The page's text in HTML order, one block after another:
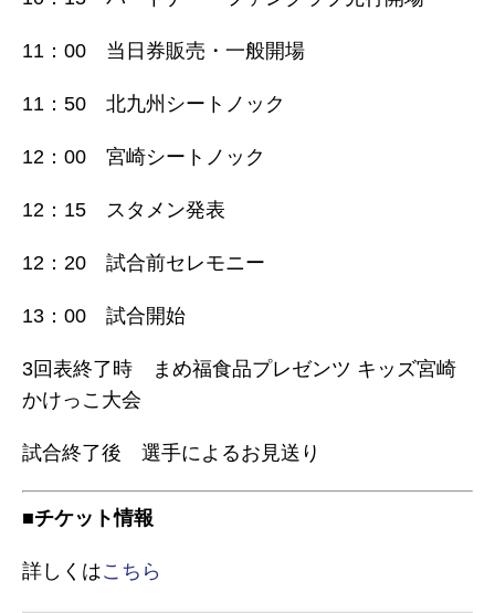
11：00 当日券販売・一般開場
11：50 北九州シートノック
12：00 宮崎シートノック
12：15 スタメン発表
12：20 試合前セレモニー
13：00 試合開始
3回表終了時 まめ福食品プレゼンツ キッズ宮崎
かけっこ大会
試合終了後 選手によるお見送り
■チケット情報
詳しくはこちら